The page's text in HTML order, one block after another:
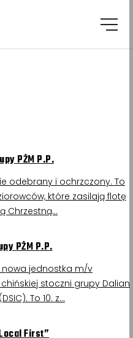
Emerald
PŻM P.P.
odebrany i ochrzczony. To
które zasilają flotę
Chrzestną…
PŻM P.P.
nowa jednostka m/v
stoczni grupy Dalian
To 10. z…
First”